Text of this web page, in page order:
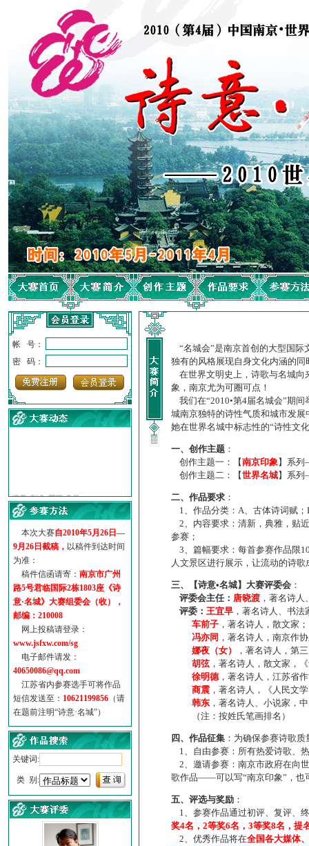
帐 号：
密 码：
·【诗意·名城】地铁展示作...
诗意名城·地铁时间
地铁完美呈现【诗意·名城...
参赛作品多达5000多首
“诗意·名城”晒诗会
特别通知--致广大诗词爱好...
本次大赛自2010年5月26日—
9月26日截稿， 以稿件到达时间
为准：
稿件信函请寄： 南京市广州
路5号君临国际2栋1803座《诗
意·名城》大赛组委会（收），
邮编：210008
网上投稿请登录：
www.jsfxw.com/sg
电子邮件请发：
40650086@qq.com
江苏省内参赛选手可将作品
短信发送至： 10621199856 （请
在题前注明“诗意·名城”）
关键词:
类 别:
“名城会”是南京首创的大型国际
独有的风格展现自身文化内涵的
在世界文明史上，诗歌与名城向
象，南京尤为可圈可点！
我们在“2010•第4届名城会”期
城南京独特的诗性气质和城市发
她在世界名城中标志性的“诗性文
一、创作主题 ：
创作主题一：【南京印象】系
创作主题二：【世界名城】系
二、作品要求 ：
1、作品分类：A、古体诗词赋；
2、内容要求：清新，典雅，贴
参赛；
3、篇幅要求：每首参赛作品限
人文景区进行展示，让流动的诗
三、【诗意•名城】大赛评委会 ：
评委会主任： 唐晓渡 ，著名诗
评委： 王宜早 ，著名诗人、书
车前子 ，著名诗人，散文家；
冯亦同 ，著名诗人，南京作
娜夜（女）
，著名诗人，第
胡弦，著名诗人，散文家，
徐明德，著名诗人，江苏省
商震 ，著名诗人，《人民文
韩东 ，著名诗人、小说家，
（注：按姓氏笔画排名）
四、作品征集 ：为确保参赛诗歌
1、自由参赛：所有热爱诗歌、
2、邀请参赛：南京市政府在向
歌作品——可以写“南京印象”，也
五、评选与奖励 ：
1、参赛作品通过初评、复评、
奖4名，2等奖6名，3等奖8名，提
2、优秀作品将在全国各大媒体